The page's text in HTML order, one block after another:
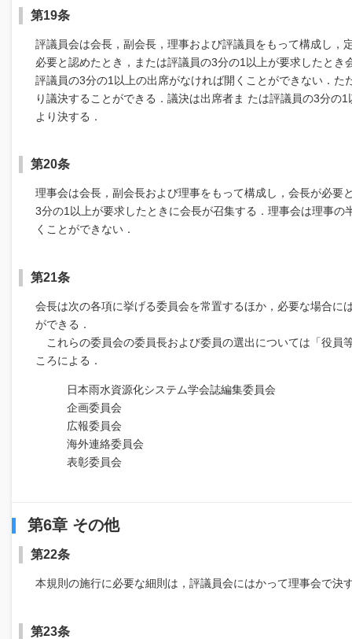
第19条
評議員会は会長，副会長，理事および評議員をもって構成し，
必要と認めたとき，または評議員の3分の1以上が要求したとき
評議員の3分の1以上の出席がなければ開くことができない．た
り議決することができる．議決は出席者ま たは評議員の3分の
より決する．
第20条
理事会は会長，副会長および理事をもって構成し，会長が必要
3分の1以上が要求したときに会長が召集する．理事会は理事の
くことができない．
第21条
会長は次の各項に挙げる委員会を常置するほか，必要な場合に
ができる．
これらの委員会の委員長および委員の選出については「役員
ころによる．
日本雨水資源化システム学会誌編集委員会
企画委員会
広報委員会
海外連絡委員会
表彰委員会
第6章 その他
第22条
本規則の施行に必要な細則は，評議員会にはかって理事会で決
第23条